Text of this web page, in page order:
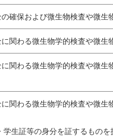
確保および微生物検査や微生
関わる微生物学的検査や微生
関わる微生物学的検査や微
関わる微生物学的検査や微
生証等の身分を証するもの